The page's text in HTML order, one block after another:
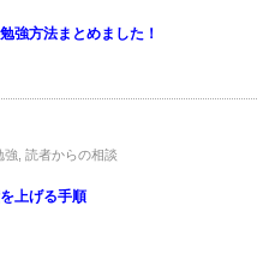
強方法まとめました！
強 読者からの相談
上げる手順